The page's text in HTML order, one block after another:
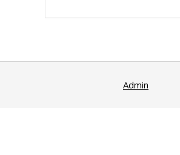
Admin